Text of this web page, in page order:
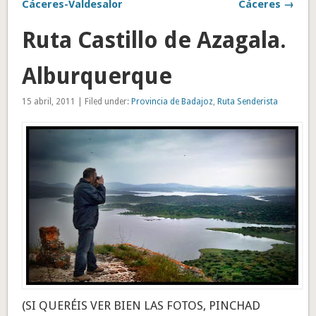
Cáceres-Valdesalor Cáceres →
Ruta Castillo de Azagala.
Alburquerque
15 abril, 2011 | Filed under: Provincia de Badajoz, Ruta Senderista
(SI QUERÉIS VER BIEN LAS FOTOS, PINCHAD